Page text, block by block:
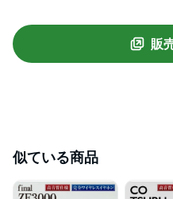
final ブルートゥース カ
イヤホン ホワイト 白 販
似ている商品